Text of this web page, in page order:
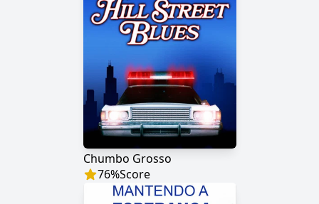
Chumbo Grosso
76%Score